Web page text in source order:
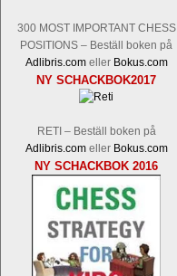
300 MOST IMPORTANT CHESS
POSITIONS – Beställ boken på
Adlibris.comeller Bokus.com
NY SCHACKBOK2017
RETI – Beställ boken på
Adlibris.comeller Bokus.com
NY SCHACKBOK 2016